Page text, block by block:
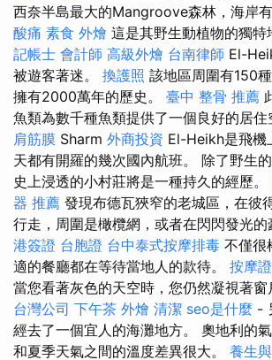
西奈半島最大的Mangroove森林，海岸
酸痛 素食 外燴 這是其野生動植物的獨特
記帳士 會計師 高級外燴 台南律師 El-
被遊客著迷。 換護照 該地區周圍有150
擁有2000萬年的歷史。 臺中 整骨 推薦
魚類為數千種魚類提供了一個良好的居住
肩筋膜 Sharm 外商投資 El-Heikh是飛機
天都有開羅的幾次國內航班。 除了野生
史上浸透的小村莊將是一種持久的經歷。
器 推薦 發現布德瓦狹窄的老城區，在彼
行走，周圍是橄欖網，或者在閃閃發光的
港簽證 台胞證 台中泰式按摩排毒 不僅很
適的餐廳都在等待當地人的款待。 按摩
當您看著灰色的天空時，您仍然凝視著窗
台灣公司 下午茶 外燴 清潔 seo是什麼 -
經去了一個宜人的海灘地方。 奧地利的
和夏季天氣之間的溫度差異很大。 養生